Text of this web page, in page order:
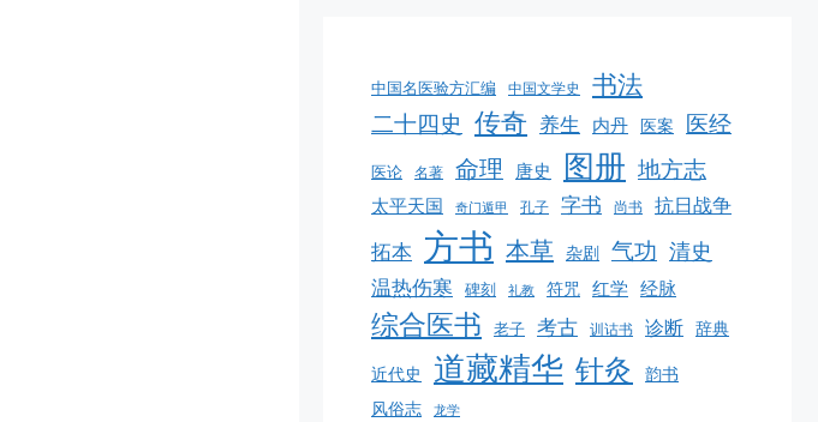
中国名医验方汇编 中国文学史 书法
二十四史 传奇 养生 内丹 医案 医经
医论 名著 命理 唐史 图册 地方志
太平天国 奇门遁甲 孔子 字书 尚书 抗日战争
拓本 方书 本草 杂剧 气功 清史
温热伤寒 碑刻 礼教 符咒 红学 经脉
综合医书 老子 考古 训诂书 诊断 辞典
近代史 道藏精华 针灸 韵书
风俗志 龙学